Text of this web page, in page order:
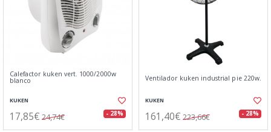
Calefactor kuken vert. 1000/2000w
blanco
KUKEN
17,85€ 24,74€ - 28%
Ventilador kuken industrial pie 220w.
KUKEN
161,40€ 223,66€ - 28%